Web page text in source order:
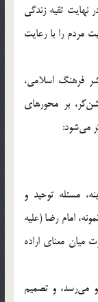
در نهایت تقیه زندگی
مردم را با رعایت
فرهنگ اسلامی،
بر محورهای
می‌شود:
مسئله توحید و
امام رضا (علیه
میان معنای اراده
می‌رسد، و تصمیم